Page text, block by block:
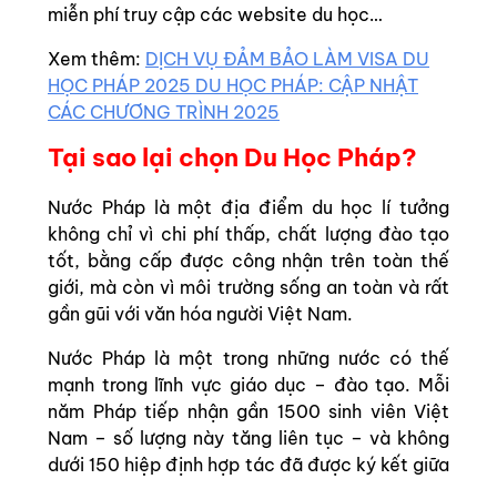
miễn phí truy cập các website du học…
Xem thêm: DỊCH VỤ ĐẢM BẢO LÀM VISA DU
HỌC PHÁP 2025 DU HỌC PHÁP: CẬP NHẬT
CÁC CHƯƠNG TRÌNH 2025
Tại sao lại chọn Du Học Pháp?
Nước Pháp là một địa điểm du học lí tưởng
không chỉ vì chi phí thấp, chất lượng đào tạo
tốt, bằng cấp được công nhận trên toàn thế
giới, mà còn vì môi trường sống an toàn và rất
gần gũi với văn hóa người Việt Nam.
Nước Pháp là một trong những nước có thế
mạnh trong lĩnh vực giáo dục – đào tạo. Mỗi
năm Pháp tiếp nhận gần 1500 sinh viên Việt
Nam – số lượng này tăng liên tục – và không
dưới 150 hiệp định hợp tác đã được ký kết giữa